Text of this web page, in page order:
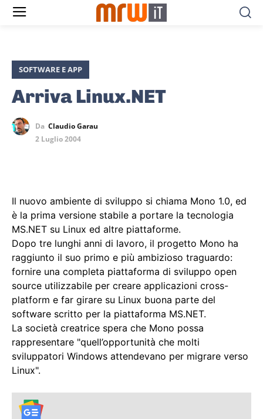
SOFTWARE E APP
Arriva Linux.NET
Da Claudio Garau
2 Luglio 2004
Il nuovo ambiente di sviluppo si chiama Mono 1.0, ed
è la prima versione stabile a portare la tecnologia
MS.NET su Linux ed altre piattaforme.
Dopo tre lunghi anni di lavoro, il progetto Mono ha
raggiunto il suo primo e più ambizioso traguardo:
fornire una completa piattaforma di sviluppo open
source utilizzabile per creare applicazioni cross-
platform e far girare su Linux buona parte del
software scritto per la piattaforma MS.NET.
La società creatrice spera che Mono possa
rappresentare "quell’opportunità che molti
sviluppatori Windows attendevano per migrare verso
Linux".